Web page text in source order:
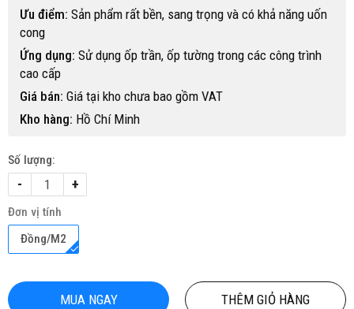
Ưu điểm: Sản phẩm rất bền, sang trọng và có khả năng uốn
cong
Ứng dụng: Sử dụng ốp trần, ốp tường trong các công trình
cao cấp
Giá bán: Giá tại kho chưa bao gồm VAT
Kho hàng: Hồ Chí Minh
Số lượng:
- +
Đơn vị tính
Đồng/M2
MUA NGAY THÊM GIỎ HÀNG